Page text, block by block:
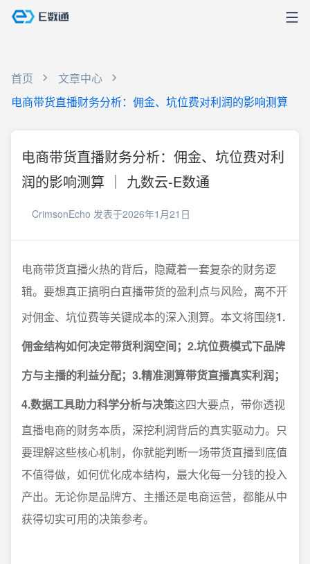
首页
文章中心
电商带货直播财务分析：佣金、坑位费对利润的影响测算
电商带货直播财务分析：佣金、坑位费对利
润的影响测算 ｜ 九数云-E数通
CrimsonEcho 发表于2026年1月21日
电商带货直播火热的背后，隐藏着一套复杂的财务逻
辑。要想真正搞明白直播带货的盈利点与风险，离不开
对佣金、坑位费等关键成本的深入测算。本文将围绕1.
佣金结构如何决定带货利润空间；2.坑位费模式下品牌
方与主播的利益分配；3.精准测算带货直播真实利润；
4.数据工具助力科学分析与决策这四大要点，带你透视
直播电商的财务本质，深挖利润背后的真实驱动力。只
要理解这些核心机制，你就能判断一场带货直播到底值
不值得做，如何优化成本结构，最大化每一分钱的投入
产出。无论你是品牌方、主播还是电商运营，都能从中
获得切实可用的决策参考。